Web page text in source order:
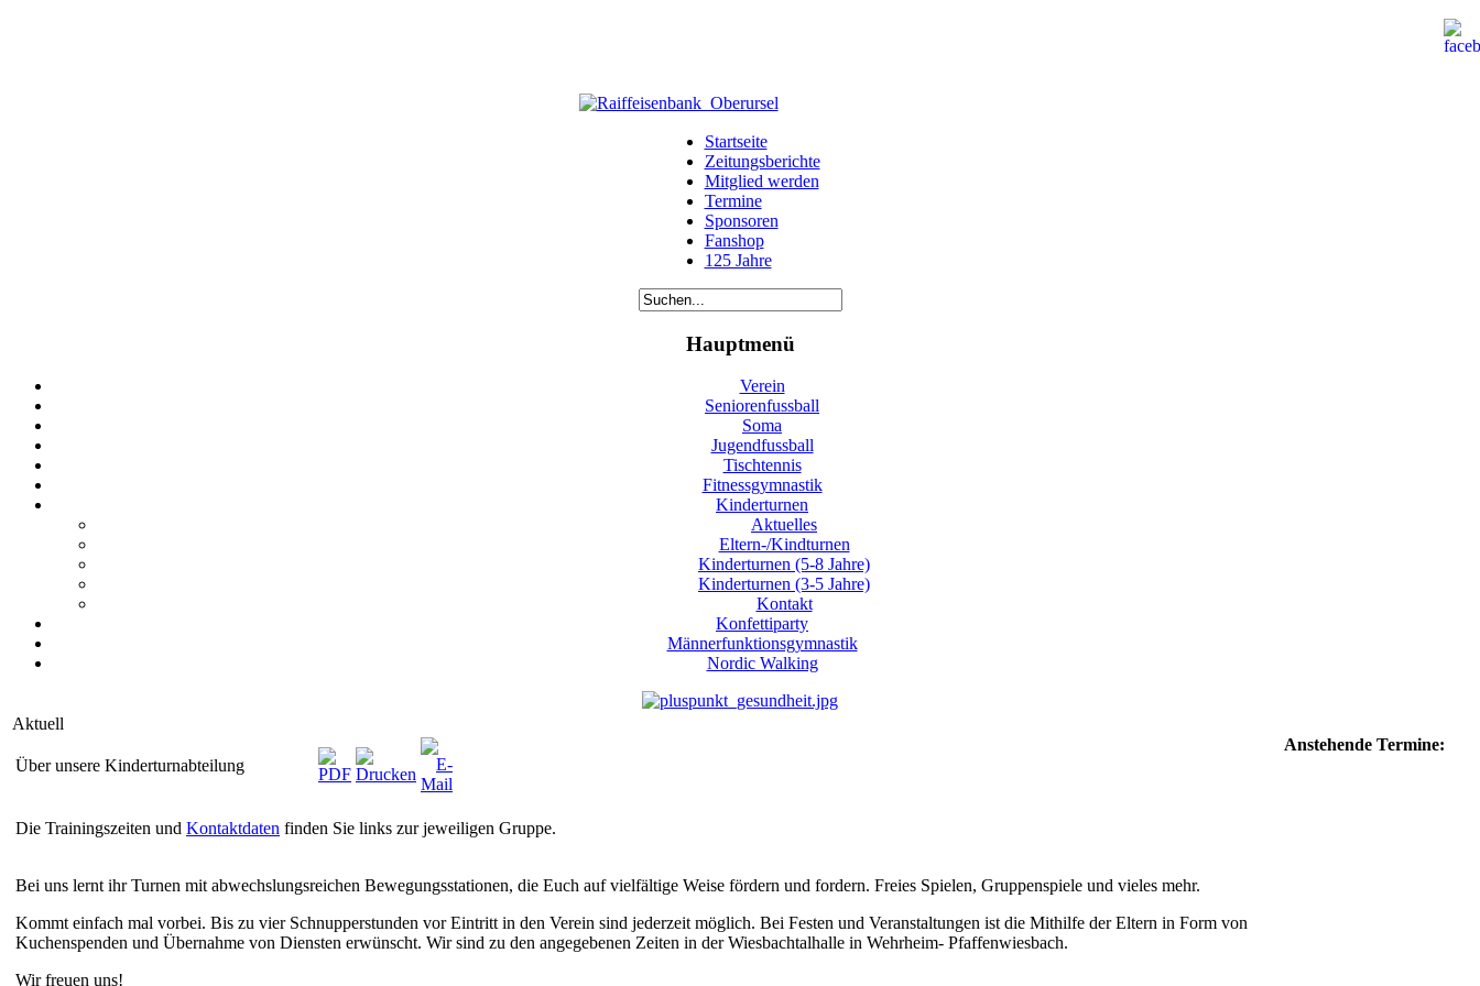
Startseite
Zeitungsberichte
Mitglied werden
Termine
Sponsoren
Fanshop
125 Jahre
Hauptmenü
Verein
Seniorenfussball
Soma
Jugendfussball
Tischtennis
Fitnessgymnastik
Kinderturnen
Aktuelles
Eltern-/Kindturnen
Kinderturnen (5-8 Jahre)
Kinderturnen (3-5 Jahre)
Kontakt
Konfettiparty
Männerfunktionsgymnastik
Nordic Walking
Aktuell
Über unsere Kinderturnabteilung
Die Trainingszeiten und Kontaktdaten finden Sie links zur jeweiligen Gruppe.
Bei uns lernt ihr Turnen mit abwechslungsreichen Bewegungsstationen, die Euch auf vielfältige Weise fördern und fordern. Freies Spielen, Gruppenspiele und vieles mehr.
Kommt einfach mal vorbei. Bis zu vier Schnupperstunden vor Eintritt in den Verein sind jederzeit möglich. Bei Festen und Veranstaltungen ist die Mithilfe der Eltern in Form von
Kuchenspenden und Übernahme von Diensten erwünscht. Wir sind zu den angegebenen Zeiten in der Wiesbachtalhalle in Wehrheim- Pfaffenwiesbach.
Wir freuen uns!
Anstehende Termine: